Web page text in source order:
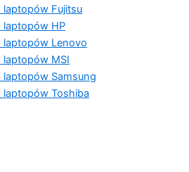
laptopów Fujitsu
laptopów HP
laptopów Lenovo
laptopów MSI
laptopów Samsung
laptopów Toshiba